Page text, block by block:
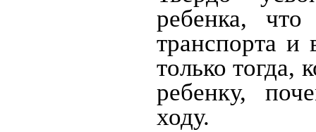
ребенка,
транспорта и
только тогда,
ребенку,
ходу.